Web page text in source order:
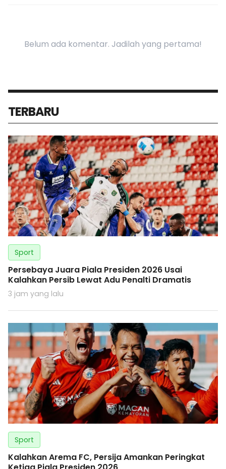
Belum ada komentar. Jadilah yang pertama!
TERBARU
Sport
Persebaya Juara Piala Presiden 2026 Usai
Kalahkan Persib Lewat Adu Penalti Dramatis
3 jam yang lalu
Sport
Kalahkan Arema FC, Persija Amankan Peringkat